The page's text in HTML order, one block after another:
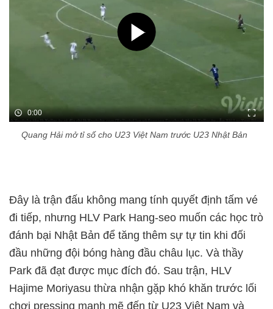
0:00
Quang Hải mở tỉ số cho U23 Việt Nam trước U23 Nhật Bản
Đây là trận đấu không mang tính quyết định tấm vé
đi tiếp, nhưng HLV Park Hang-seo muốn các học trò
đánh bại Nhật Bản để tăng thêm sự tự tin khi đối
đầu những đội bóng hàng đầu châu lục. Và thầy
Park đã đạt được mục đích đó. Sau trận, HLV
Hajime Moriyasu thừa nhận gặp khó khăn trước lối
chơi pressing mạnh mẽ đến từ U23 Việt Nam và